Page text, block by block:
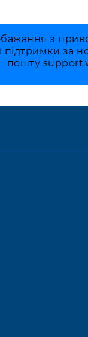
з
підтримки
пошту